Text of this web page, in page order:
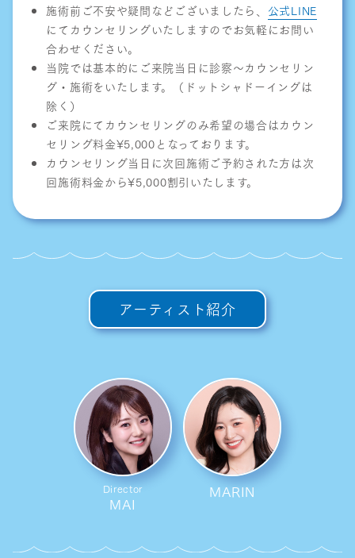
施術前ご不安や疑問などございましたら、 公式LINE
にてカウンセリングいたしますのでお気軽にお問い
合わせください。
当院では基本的にご来院当日に診察〜カウンセリン
グ・施術をいたします。（ドットシャドーイングは
除く）
ご来院にてカウンセリングのみ希望の場合はカウン
セリング料金¥5,000となっております。
カウンセリング当日に次回施術ご予約された方は次
回施術料金から¥5,000割引いたします。
アーティスト紹介
Director
MAI
MARIN